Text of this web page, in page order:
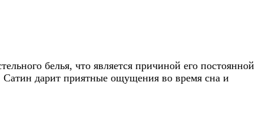
белья, что является причиной его постоянной
дарит приятные ощущения во время сна и